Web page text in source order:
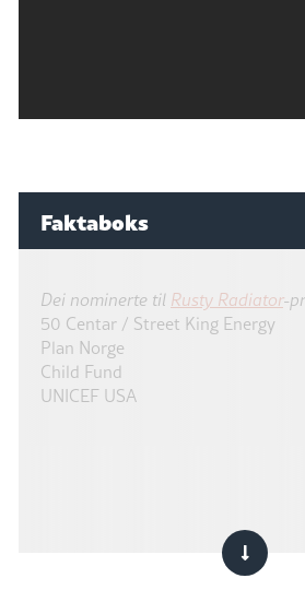
Faktaboks
Dei nominerte til Rusty Radiator-
50 Centar / Street King Energy
Plan Norge
Child Fund
UNICEF USA